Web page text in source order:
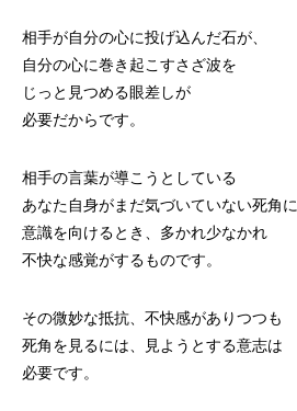
相手が自分の心に投げ込んだ石が、
自分の心に巻き起こすさざ波を
じっと見つめる眼差しが
必要だからです。
相手の言葉が導こうとしている
あなた自身がまだ気づいていない死角に
意識を向けるとき、多かれ少なかれ
不快な感覚がするものです。
その微妙な抵抗、不快感がありつつも
死角を見るには、見ようとする意志は
必要です。